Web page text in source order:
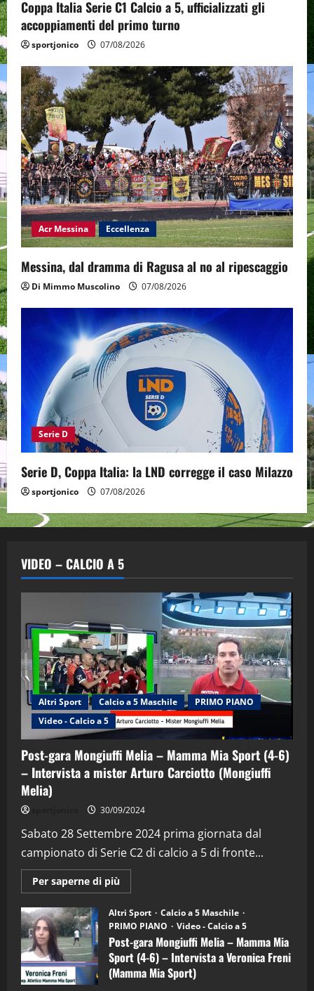
Coppa Italia Serie C1 Calcio a 5, ufficializzati gli
accoppiamenti del primo turno
sportjonico 07/08/2026
Acr Messina Eccellenza
Messina, dal dramma di Ragusa al no al ripescaggio
Di Mimmo Muscolino 07/08/2026
Serie D
Serie D, Coppa Italia: la LND corregge il caso Milazzo
sportjonico 07/08/2026
VIDEO – CALCIO A 5
Altri Sport Calcio a 5 Maschile
PRIMO PIANO
Video - Calcio a 5
Post-gara Mongiuffi Melia – Mamma Mia Sport (4-6)
– Intervista a mister Arturo Carciotto (Mongiuffi
Melia)
30/09/2024
Sabato 28 Settembre 2024 prima giornata dal
campionato di Serie C2 di calcio a 5 di fronte...
Per saperne di più
informazioni
Post-
gara
Mongiuffi
Melia
–
Mamma
Mia
Sport
Altri Sport
Calcio a 5 Maschile
PRIMO PIANO
Video - Calcio a 5
Post-gara Mongiuffi Melia – Mamma Mia
Sport (4-6) – Intervista a Veronica Freni
(Mamma Mia Sport)
2
“SportEmpire” in Podcast: 29^ Puntata
(Martedi 28 Aprile 2026)
28/04/2026
3
"SportEmpire" in Podcast
“SportEmpire” in Podcast: 28^ Puntata
(Martedi 21 Aprile 2026)
21/04/2026